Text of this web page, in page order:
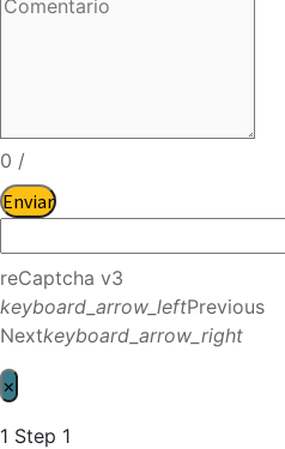
0 /
Enviar
reCaptcha v3
keyboard_arrow_leftPrevious
Nextkeyboard_arrow_right
×
1 Step 1